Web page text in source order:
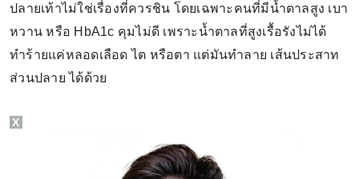
ปลายเท้าไม่ใช่เรื่องที่ควรชิน โดยเฉพาะคนที่มีน้ำตาลสูง เบา
หวาน หรือ HbA1c คุมไม่ดี เพราะน้ำตาลที่สูงเรื้อรังไม่ได้
ทำร้ายแค่หลอดเลือด ไต หรือตา แต่มันทำลาย เส้นประสาท
ส่วนปลาย ได้ด้วย
X